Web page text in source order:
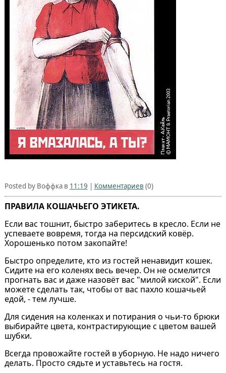
Posted by Воффка в 11:19 | Комментариев (0)
ПРАВИЛА КОШАЧЬЕГО ЭТИКЕТА.
Если вас тошнит, быстро заберитесь в кресло. Если не
успеваете вовремя, тогда на персидский ковёр.
Хорошенько потом закопайте!
Быстро определите, кто из гостей ненавидит кошек.
Сидите на его коленях весь вечер. Он не осмелится
прогнать вас и даже назовёт вас "милой киской". Если
можете сделать так, чтобы от вас пахло кошачьей
едой, - тем лучше.
Для сидения на коленках и потирания о чьи-то брюки
выбирайте цвета, контрастирующие с цветом вашей
шубки.
Всегда провожайте гостей в уборную. Не надо ничего
делать. Просто сядьте и уставьтесь на гостя.